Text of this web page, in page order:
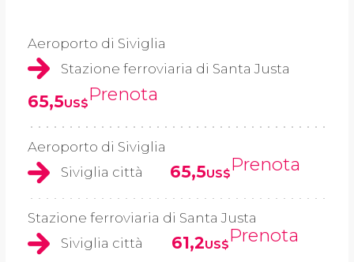
Aeroporto di Siviglia
Stazione ferroviaria di Santa Justa
65,5US$Prenota
Aeroporto di Siviglia
Siviglia città
65,5US$Prenota
Stazione ferroviaria di Santa Justa
Siviglia città
61,2US$Prenota